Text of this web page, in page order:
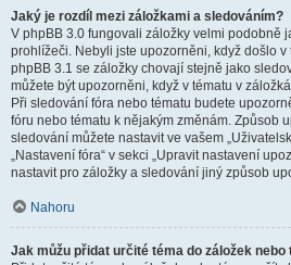
Jaký je rozdíl mezi záložkami a sledováním?
V phpBB 3.0 fungovali záložky velmi podobně
prohlížeči. Nebyli jste upozorněni, když došlo v
phpBB 3.1 se záložky chovají stejně jako
můžete být upozorněni, když v tématu v
Při sledování fóra nebo tématu budete
fóru nebo tématu k nějakým změnám. Způsob
sledování můžete nastavit ve vašem
„Nastavení fóra“ v sekci „Upravit nastavení
nastavit pro záložky a sledování jiný způsob
Nahoru
Jak můžu přidat určité téma do záložek